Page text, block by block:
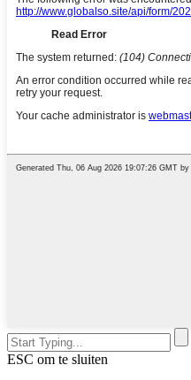
ESC om te sluiten